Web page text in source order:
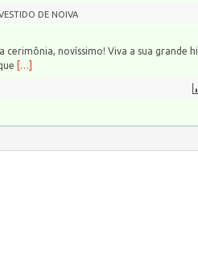
DE NOIVA
cerimônia, novíssimo! Viva a sua grande
[…]